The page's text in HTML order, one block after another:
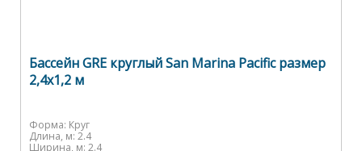
Бассейн GRE круглый San Marina Pacific размер
2,4x1,2 м
Форма: Круг
Длина, м: 2.4
Ширина, м: 2.4